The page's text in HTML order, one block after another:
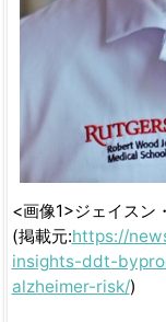
<画像1>ジェイスン
(掲載元:https://
insights-ddt-
alzheimer-risk/)